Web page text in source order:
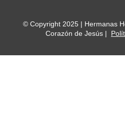
© Copyright 2025 | Hermanas
Corazón de Jesús |